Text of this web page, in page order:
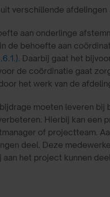
verschillende afdelingen
aan onderlinge
de behoefte aan
. Daarbij gaat het
de coördinatie gaat
het werk van de
moeten leveren bij
Hierbij kan een
of projectteam.
deel. Deze
het project kunnen